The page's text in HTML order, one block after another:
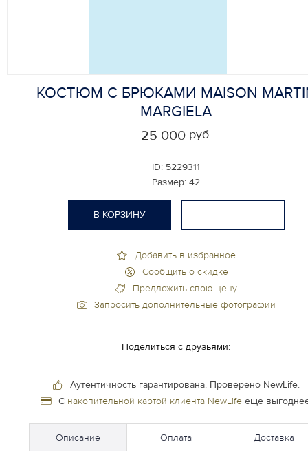
КОСТЮМ С БРЮКАМИ MAISON
MARGIELA
ID: 5229311
Размер: 42
25 000 руб.
Добавить в избранное
Сообщить о скидке
Предложить свою цену
Запросить дополнительные фотографии
В КОРЗИНУ
Поделиться с друзьями:
Аутентичность гарантирована. Проверено NewLife.
С накопительной картой клиента NewLifeеще
Описание Оплата Доставка